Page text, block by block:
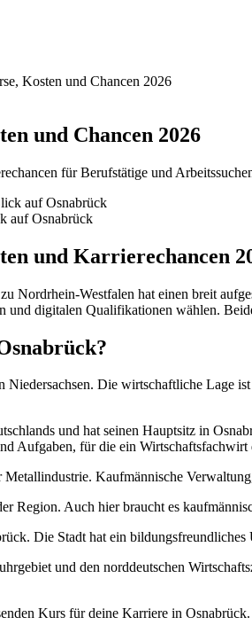
Kosten und Chancen 2026
und Chancen 2026
für Berufstätige und
auf Osnabrück
und Karrierechancen
Nordrhein-Westfalen hat einen breit
digitalen Qualifikationen wählen.
Die wirtschaftliche Lage
und hat seinen Hauptsitz in
Aufgaben, für die ein Wirtschaftsfachwirt
Kaufmännische
Region. Auch hier braucht es
Die Stadt hat ein bildungsfreundliches
und den norddeutschen
Kurs für deine Karriere in Osnabrück.